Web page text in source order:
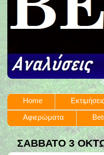
Home
Αφιερώματα
ΣΆΒΒΑΤΟ 3